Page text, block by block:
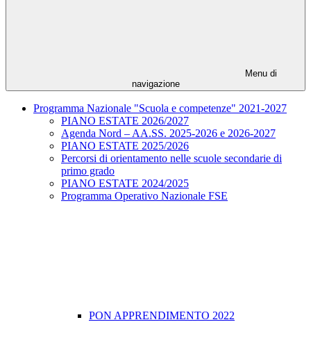
Menu di
navigazione
Programma Nazionale "Scuola e competenze" 2021-2027
PIANO ESTATE 2026/2027
Agenda Nord – AA.SS. 2025-2026 e 2026-2027
PIANO ESTATE 2025/2026
Percorsi di orientamento nelle scuole secondarie di
primo grado
PIANO ESTATE 2024/2025
Programma Operativo Nazionale FSE
PON APPRENDIMENTO 2022